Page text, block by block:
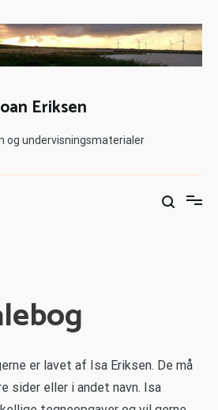
Eriksen
og undervisningsmaterialer
er lavet af Isa Eriksen. De må
sider eller i andet navn. Isa